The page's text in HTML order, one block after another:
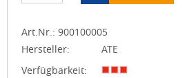
Art.Nr.: 900100005
Hersteller:
ATE
Verfügbarkeit: